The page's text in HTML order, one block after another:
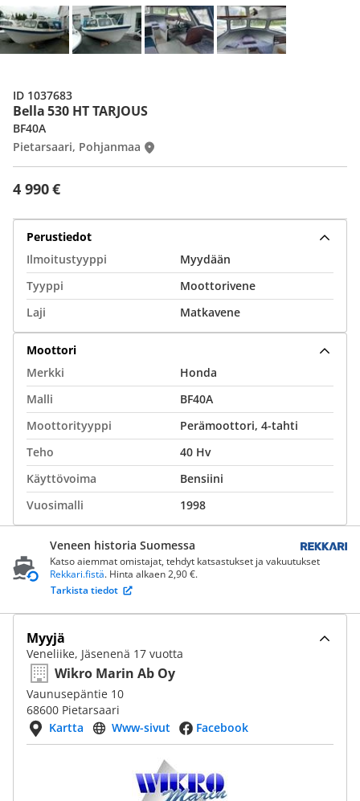
Bella 530 HT TARJOUS
4 990 €
BF40A
Pietarsaari, Pohjanmaa
ID 1037683
Perustiedot
Ilmoitustyyppi
Myydään
Tyyppi
Moottorivene
Laji
Matkavene
Moottori
Merkki
Honda
Malli
BF40A
Moottorityyppi
Perämoottori, 4-tahti
Teho
40 Hv
Käyttövoima
Bensiini
Vuosimalli
1998
Veneen historia Suomessa
Katso aiemmat omistajat, tehdyt katsastukset ja vakuutukset
Rekkari.fistä. Hinta alkaen 2,90 €.
Tarkista tiedot
Myyjä
Veneliike, Jäsenenä 17 vuotta
Wikro Marin Ab Oy
Vaunusepäntie 10
68600 Pietarsaari
Kartta
Www-sivut Facebook